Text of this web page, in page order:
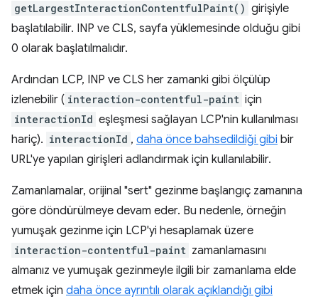
getLargestInteractionContentfulPaint() girişiyle
başlatılabilir. INP ve CLS, sayfa yüklemesinde olduğu gibi
0 olarak başlatılmalıdır.
Ardından LCP, INP ve CLS her zamanki gibi ölçülüp
izlenebilir ( interaction-contentful-paint için
interactionId eşleşmesi sağlayan LCP'nin kullanılması
hariç). interactionId , daha önce bahsedildiği gibi bir
URL'ye yapılan girişleri adlandırmak için kullanılabilir.
Zamanlamalar, orijinal "sert" gezinme başlangıç zamanına
göre döndürülmeye devam eder. Bu nedenle, örneğin
yumuşak gezinme için LCP'yi hesaplamak üzere
interaction-contentful-paint zamanlamasını
almanız ve yumuşak gezinmeyle ilgili bir zamanlama elde
etmek için daha önce ayrıntılı olarak açıklandığı gibi